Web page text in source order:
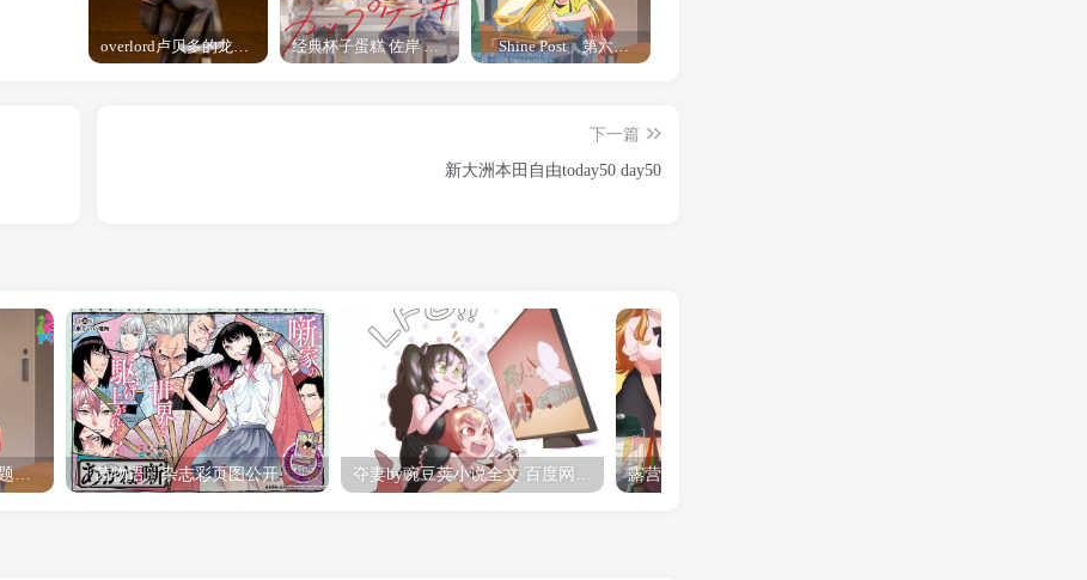
overlord卢贝多的龙王谁厉害 「Overlord」露普斯蕾琪娜·贝塔手办开订 经典杯子蛋糕 佐岸 漫画「经典杯子蛋糕」宣布真人日剧化 「Shine Post」第六话ED主题曲「Yellow Rose」无字幕MV公开
下一篇
新大洲本田自由today50 day50
「Shine Post」第六话ED主题曲「Yellow Rose」无字幕MV公开 「茜物语」杂志彩页图公开 夺妻by豌豆荚小说全文 百度网盘 Duo!